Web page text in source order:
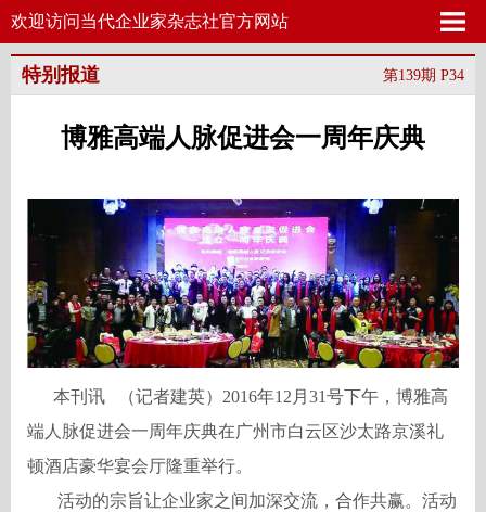
欢迎访问当代企业家杂志社官方网站
第139期 P34
特别报道
博雅高端人脉促进会一周年庆典
本刊讯 （记者建英） 2016年12 月 31号下午，博雅高
端人脉促进会一周年庆典在广州市白云区沙太路京溪礼
顿酒店豪华宴会厅隆重举行。
活动的宗旨让企业家之间加深交流，合作共赢。活动